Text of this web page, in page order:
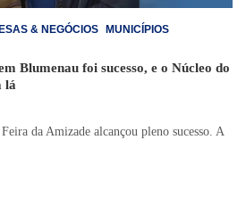
& NEGÓCIOS
MUNICÍPIOS
Blumenau foi sucesso, e o Núcleo do
lá
da Amizade alcançou pleno sucesso. A